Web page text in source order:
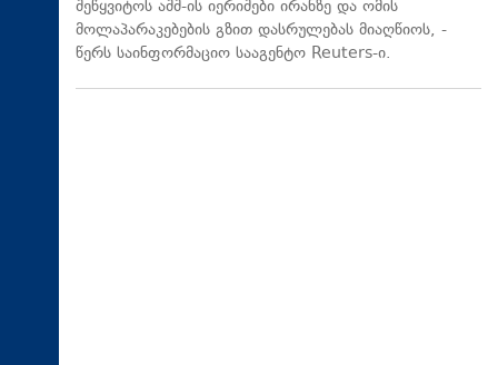
შეწყვიტოს აშშ-ის იერიშები ირანზე და ომის
მოლაპარაკებების გზით დასრულებას მიაღწიოს, -
წერს საინფორმაციო სააგენტო Reuters-ი.